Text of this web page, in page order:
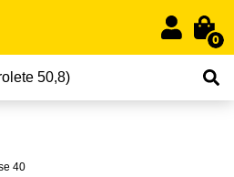
0
40